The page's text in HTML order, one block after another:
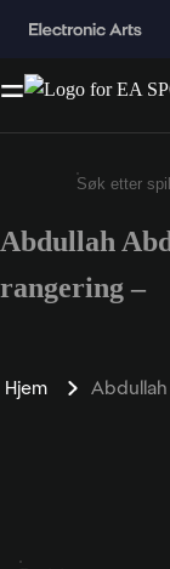
Enter
Abdullah
rangering –
Hjem